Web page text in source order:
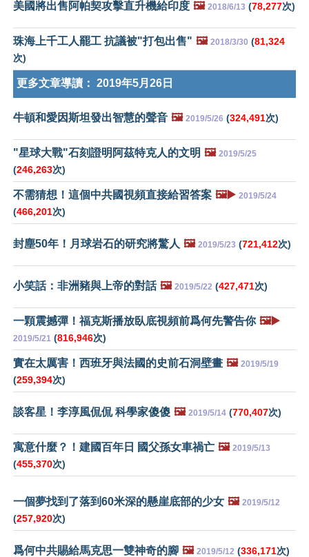
美國將出售阿帕契攻擊直升機給印度 🖼️ 2018/6/13 (78,277次)
珠海上千工人罷工 抗議被"打包出售" 🖼️ 2018/3/30 (81,324
次)
更多文章導讀： 2019年5月26日
牛頓和愛因斯坦發出智慧的聲音 🖼️ 2019/5/26 (324,491次)
"星球大戰"石刻證明阿茲特克人的文明 🖼️ 2019/5/25
(246,263次)
不需猜想！這個中共國視頻直接給習答案 🖼️▶️ 2019/5/24
(466,201次)
封塵50年！月球岩石的研究將驚人 🖼️ 2019/5/23 (721,412次)
小笑話：非洲豬與上帝的對話 🖼️ 2019/5/22 (427,471次)
一顆震撼彈！福克斯播放臥底視頻前爲何先警告你 🖼️▶️
2019/5/21 (816,946次)
實在太厲害！西班牙與法國的史前石洞壁畫 🖼️ 2019/5/19
(259,394次)
談客星！李淳風侃侃 科學家傻傻 🖼️ 2019/5/14 (770,407次)
寓意什麼？！建國百年日 國父孫女車禍亡 🖼️ 2019/5/13
(455,370次)
一個夢找到了落到60米深的懸崖底部的少女 🖼️ 2019/5/12
(257,920次)
爲何中共賜給馬克思一雙神奇的腳 🖼️ 2019/5/12 (336,171次)